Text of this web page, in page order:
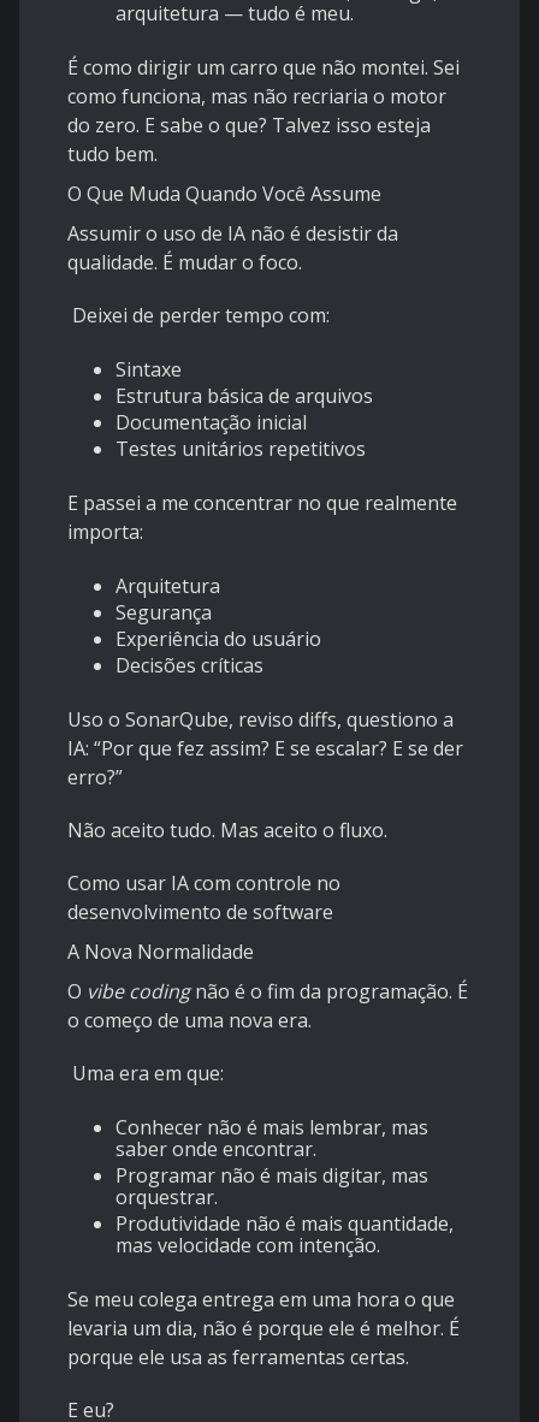
arquitetura — tudo é meu.
É como dirigir um carro que não montei. Sei
como funciona, mas não recriaria o motor
do zero. E sabe o que? Talvez isso esteja
tudo bem.
O Que Muda Quando Você Assume
Assumir o uso de IA não é desistir da
qualidade. É mudar o foco.
Deixei de perder tempo com:
Sintaxe
Estrutura básica de arquivos
Documentação inicial
Testes unitários repetitivos
E passei a me concentrar no que realmente
importa:
Arquitetura
Segurança
Experiência do usuário
Decisões críticas
Uso o SonarQube, reviso diffs, questiono a
IA: “Por que fez assim? E se escalar? E se der
erro?”
Não aceito tudo. Mas aceito o fluxo.
Como usar IA com controle no
desenvolvimento de software
A Nova Normalidade
O vibe codingnão é o fim da programação. É
o começo de uma nova era.
Uma era em que:
Conhecer não é mais lembrar, mas
saber onde encontrar.
Programar não é mais digitar, mas
orquestrar.
Produtividade não é mais quantidade,
mas velocidade com intenção.
Se meu colega entrega em uma hora o que
levaria um dia, não é porque ele é melhor. É
porque ele usa as ferramentas certas.
E eu?